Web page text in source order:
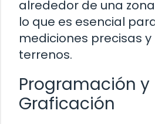
alrededor de una
lo que es esencial
mediciones precisas
terrenos.
Programación y
Graficación